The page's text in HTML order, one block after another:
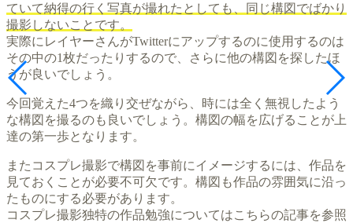
ていて納得の行く写真が撮れたとしても、同じ構図でばかり
撮影しないことです。
実際にレイヤーさんがTwitterにアップするのに使用するのは
その中の1枚だったりするので、さらに他の構図を探したほ
うが良いでしょう。
今回覚えた4つを織り交ぜながら、時には全く無視したよう
な構図を撮るのも良いでしょう。構図の幅を広げることが上
達の第一歩となります。
またコスプレ撮影で構図を事前にイメージするには、作品を
見ておくことが必要不可欠です。構図も作品の雰囲気に沿っ
たものにする必要があります。
コスプレ撮影独特の作品勉強についてはこちらの記事を参照